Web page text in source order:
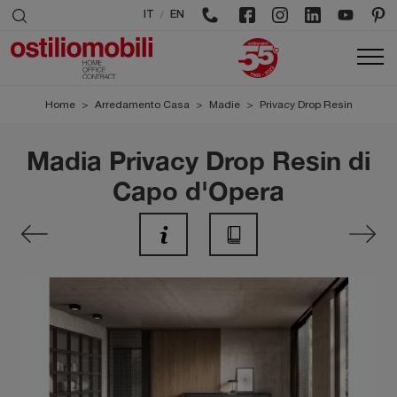
/ EN
Home > Arredamento Casa > Madie > Privacy Drop Resin
Madia Privacy Drop Resin di
Capo d'Opera